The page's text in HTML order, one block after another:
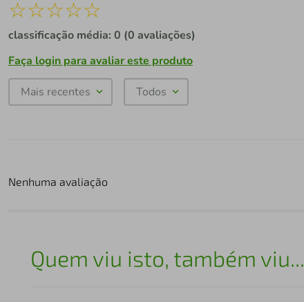
☆☆☆☆☆
classificação média: 0 (0 avaliações)
Faça login para avaliar este produto
Mais recentes Todos
Nenhuma avaliação
Quem viu isto, também viu...